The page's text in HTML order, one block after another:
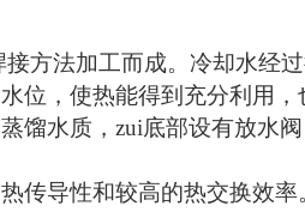
方法加工而成。冷却水经
位，使热能得到充分利用
馏水质，zui底部设有放水阀
传导性和较高的热交换效率